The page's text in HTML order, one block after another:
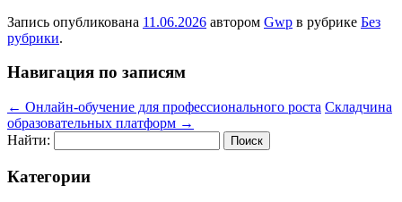
Запись опубликована 11.06.2026 автором Gwp в рубрике Без
рубрики.
Навигация по записям
← Онлайн-обучение для профессионального роста Складчина
образовательных платформ →
Найти:
Категории